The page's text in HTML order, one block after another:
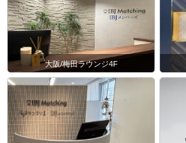
大阪/梅田ラウンジ4F